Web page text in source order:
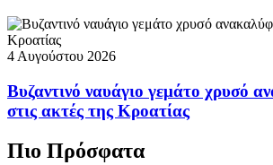
4 Αυγούστου 2026
Βυζαντινό ναυάγιο γεμάτο χρυσό
στις ακτές της Κροατίας
Πιο Πρόσφατα